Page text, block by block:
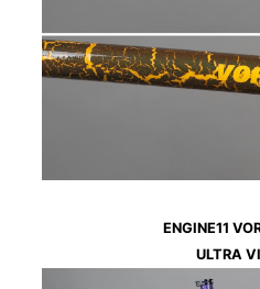
ENGINE11
ULTRA